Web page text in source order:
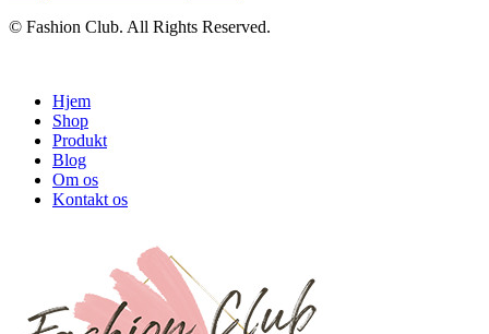
© Fashion Club. All Rights Reserved.
Hjem
Shop
Produkt
Blog
Om os
Kontakt os